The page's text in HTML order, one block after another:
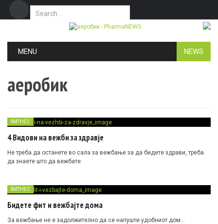
Search for:
MENU NEWS
аеробик
ФИТНЕС
4 Видови на вежби за здравје
Не треба да останете во сала за вежбање за да бидете здрави, треба
да знаете што да вежбате
ФИТНЕС
Бидете фит и вежбајте дома
За вежбање не е задолжително да се напушти удобниот дом…